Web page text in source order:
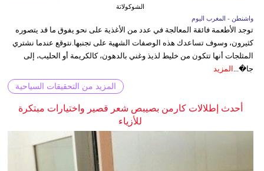
الشوكولاتة
واشنطن - المغرب اليوم
توجد الأطعمة فائقة المعالجة في عدد من الأغذية على نحو يفوق ما قد يتصوره
كثيرون، وسوف تساعدك هذه الوصفات الشهية على تجنبها.نتوقع عندما نشتري
المثلجات أنها تتكون من خليط لذيذ وغني بالدهون، كالكريمة أو الحليب، إلى
جا�...
المزيد
المزيد من التحقيقات السياحية
أحدث إطلالات كارمن بصيبص شعر قصير واختيارات مبتكرة
للأزياء